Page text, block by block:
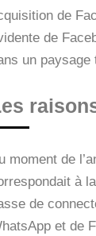
de
de
un paysage
moment de
à
de
et de